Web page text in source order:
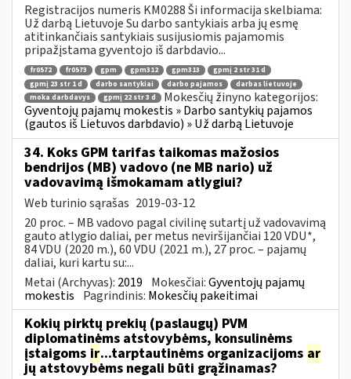
Registracijos numeris KM0288 Ši informacija skelbiama:
Už darbą Lietuvoje Su darbo santykiais arba jų esmę
atitinkančiais santykiais susijusiomis pajamomis
pripažįstama gyventojo iš darbdavio...
fr0572 fr0573 gpm gpm312 gpm313
gpmį 2 str 31 d
gpmį 23 str 1 d
darbo santykiai darbo pajamos
darbas lietuvoje
moka darbdavys
gpmį 22 str 3 d
Mokesčių žinyno kategorijos:
Gyventojų pajamų mokestis » Darbo santykių pajamos
(gautos iš Lietuvos darbdavio) » Už darbą Lietuvoje
34. Koks GPM tarifas taikomas mažosios
bendrijos (MB) vadovo (ne MB nario) už
vadovavimą išmokamam atlygiui?
Web turinio sąrašas 2019-03-12
20 proc. – MB vadovo pagal civilinę sutartį už vadovavimą
gauto atlygio daliai, per metus neviršijančiai 120 VDU*,
84 VDU (2020 m.), 60 VDU (2021 m.), 27 proc. – pajamų
daliai, kuri kartu su:...
Metai (Archyvas): 2019 Mokesčiai:Gyventojų pajamų
mokestis Pagrindinis: Mokesčių pakeitimai
Kokių pirktų prekių (paslaugų) PVM
diplomatinėms atstovybėms, konsulinėms
įstaigoms ir...tarptautinėms organizacijoms ar
jų atstovybėms negali būti grąžinamas?